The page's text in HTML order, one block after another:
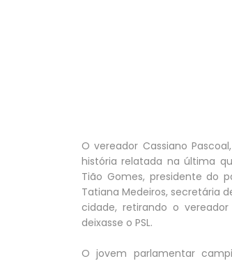
O vereador Cassiano
história relatada na última
Tião Gomes, presidente do
Tatiana Medeiros, secretária
cidade, retirando o
deixasse o PSL.
O jovem parlamentar